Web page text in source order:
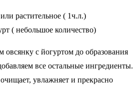
растительное ( 1ч.л.)
( небольшое количество)
овсянку с йогуртом до образования
все остальные ингредиенты.
увлажняет и прекрасно